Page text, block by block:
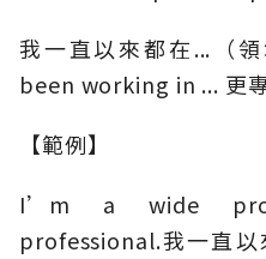
我一直以來都在...（
been working in ... 更
【範例】
I’m a wide
professional.我一直